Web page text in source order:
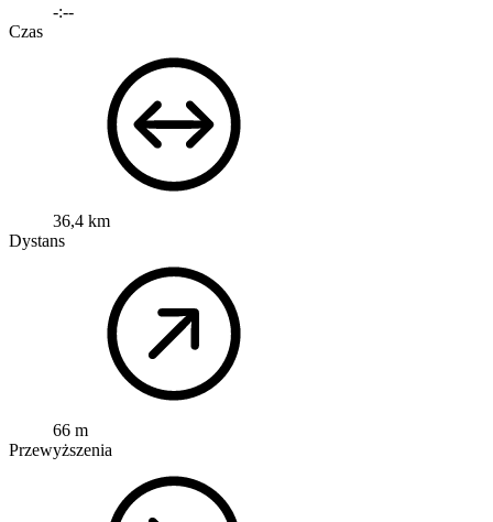
-:--
Czas
36,4 km
Dystans
66 m
Przewyższenia